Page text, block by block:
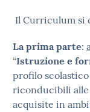
Il Curriculum si
La prima parte:
“Istruzione e
profilo
riconducibili alle
acquisite in